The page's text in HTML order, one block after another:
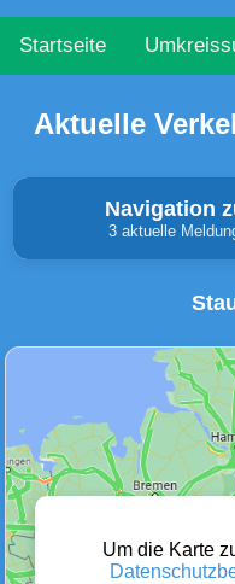
Startseite
Aktuelle
Navigation
3 aktuelle
Unfälle & Warnungen
Wetter Warnungen
Um die Karte